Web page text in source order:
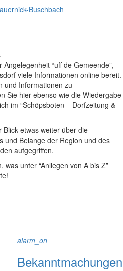
Buschbach
“uff de Gemeende”,
viele Informationen online bereit.
und Informationen zu
Sie hier ebenso wie die Wiedergabe
im “Schöpsboten – Dorfzeitung &
Blick etwas weiter über die
und Belange der Region und des
aufgegriffen.
was unter “Anliegen von A bis Z”
alarm_on
Bekanntmachungen